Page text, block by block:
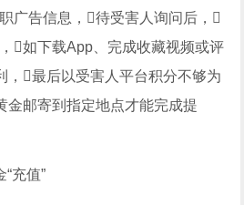
广告信息，待受害人询问后，
如下载App、完成收藏视频或评
，最后以受害人平台积分不够为
金邮寄到指定地点才能完成提
充值”